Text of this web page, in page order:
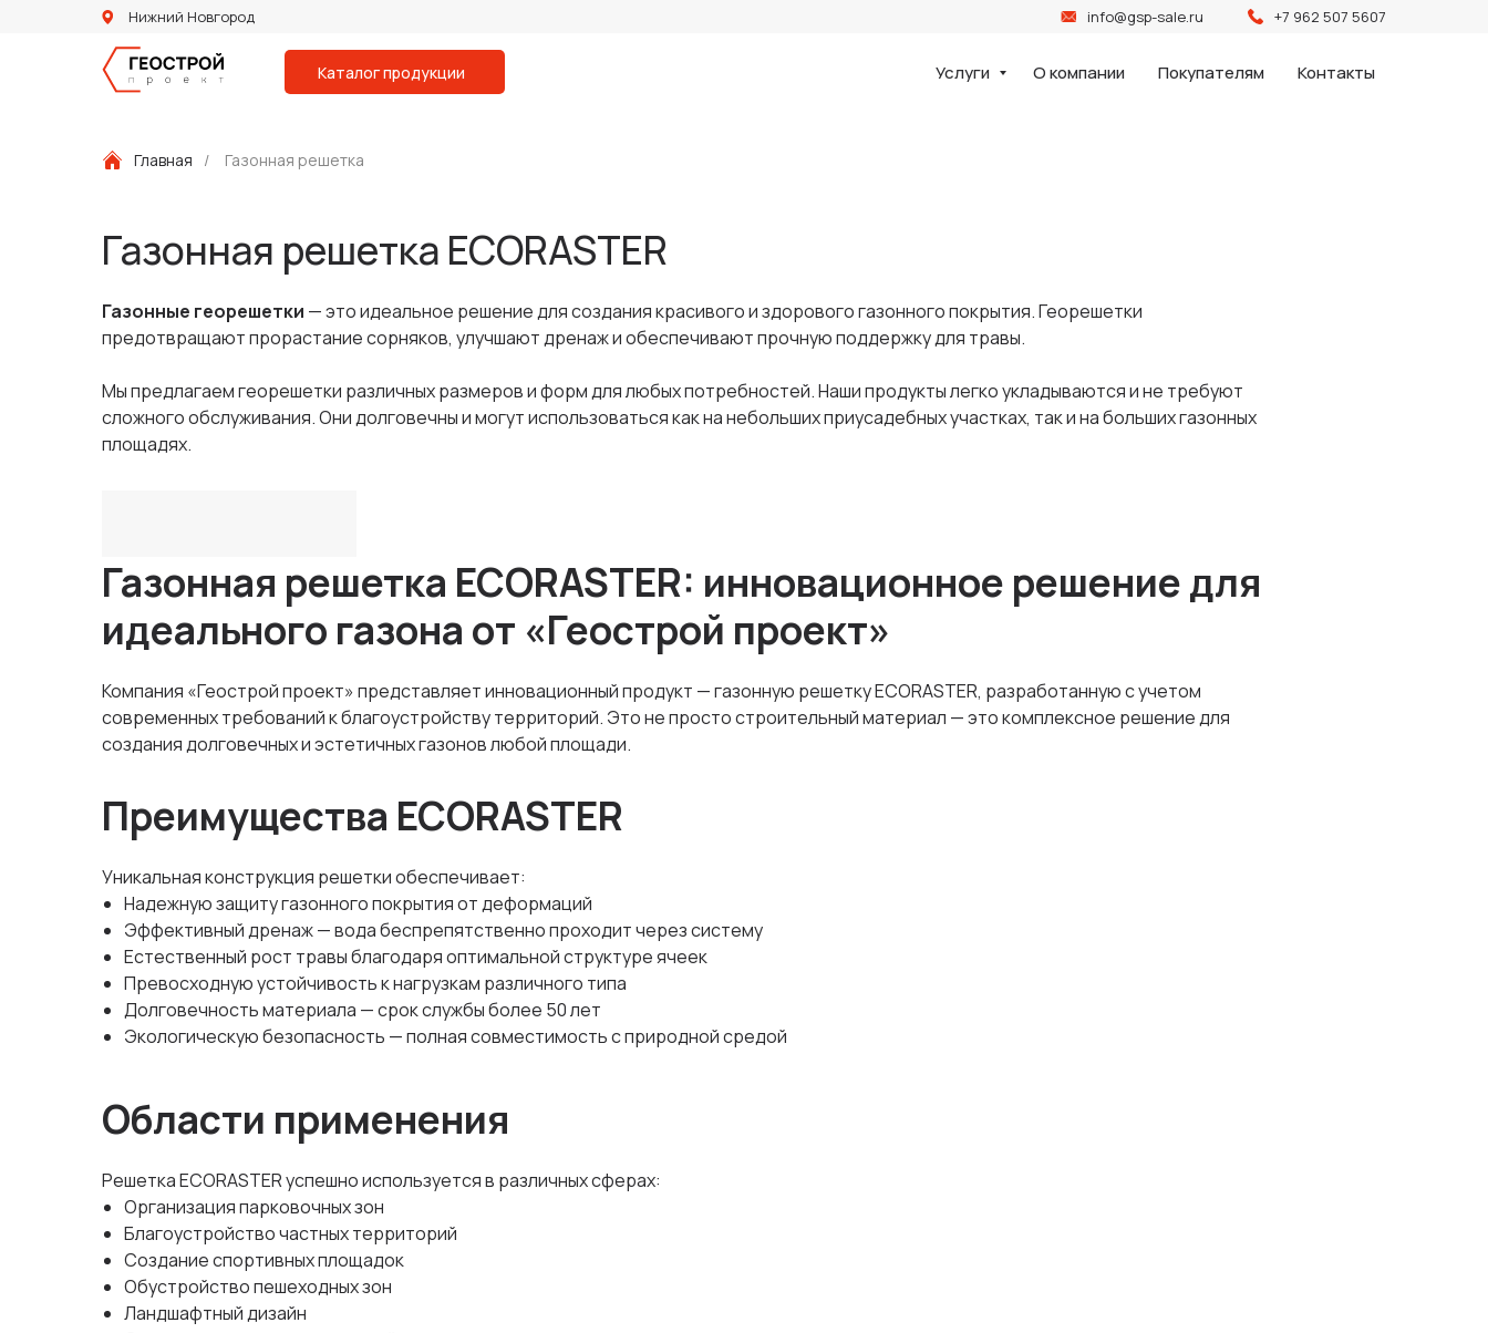
Нижний Новгород info@gsp-sale.ru +7 962 507 5607
Услуги О компании Покупателям Контакты
Каталог продукции
Главная / Газонная решетка
Газонная решетка ECORASTER
Газонные георешетки — это идеальное решение для создания красивого и здорового газонного покрытия. Георешетки
предотвращают прорастание сорняков, улучшают дренаж и обеспечивают прочную поддержку для травы.
Мы предлагаем георешетки различных размеров и форм для любых потребностей. Наши продукты легко укладываются и не требуют
сложного обслуживания. Они долговечны и могут использоваться как на небольших приусадебных участках, так и на больших газонных
площадях.
Газонная решетка ECORASTER: инновационное решение для
идеального газона от «Геострой проект»
Компания «Геострой проект» представляет инновационный продукт — газонную решетку ECORASTER, разработанную с учетом
современных требований к благоустройству территорий. Это не просто строительный материал — это комплексное решение для
создания долговечных и эстетичных газонов любой площади.
Преимущества ECORASTER
Уникальная конструкция решетки обеспечивает:
Надежную защиту газонного покрытия от деформаций
Эффективный дренаж — вода беспрепятственно проходит через систему
Естественный рост травы благодаря оптимальной структуре ячеек
Превосходную устойчивость к нагрузкам различного типа
Долговечность материала — срок службы более 50 лет
Экологическую безопасность — полная совместимость с природной средой
Области применения
Решетка ECORASTER успешно используется в различных сферах:
Организация парковочных зон
Благоустройство частных территорий
Создание спортивных площадок
Обустройство пешеходных зон
Ландшафтный дизайн